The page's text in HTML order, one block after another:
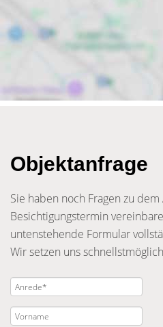
Objektanfrage
Sie haben noch Fragen zu
Besichtigungstermin
untenstehende Formular
Wir setzen uns